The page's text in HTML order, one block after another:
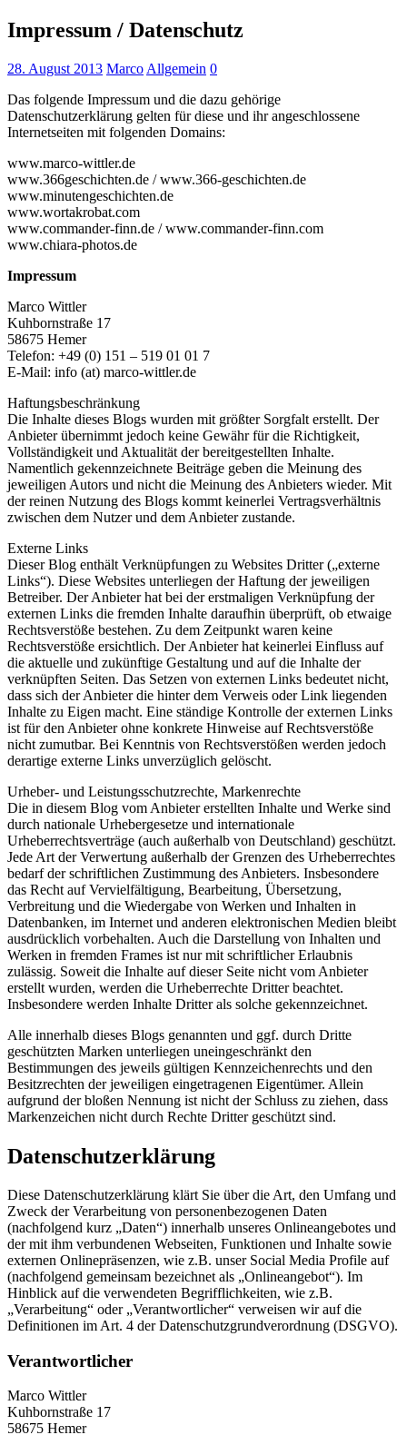
Impressum / Datenschutz
28. August 2013 Marco Allgemein 0
Das folgende Impressum und die dazu gehörige
Datenschutzerklärung gelten für diese und ihr angeschlossene
Internetseiten mit folgenden Domains:
www.marco-wittler.de
www.366geschichten.de / www.366-geschichten.de
www.minutengeschichten.de
www.wortakrobat.com
www.commander-finn.de / www.commander-finn.com
www.chiara-photos.de
Impressum
Marco Wittler
Kuhbornstraße 17
58675 Hemer
Telefon: +49 (0) 151 – 519 01 01 7
E-Mail: info (at) marco-wittler.de
Haftungsbeschränkung
Die Inhalte dieses Blogs wurden mit größter Sorgfalt erstellt. Der
Anbieter übernimmt jedoch keine Gewähr für die Richtigkeit,
Vollständigkeit und Aktualität der bereitgestellten Inhalte.
Namentlich gekennzeichnete Beiträge geben die Meinung des
jeweiligen Autors und nicht die Meinung des Anbieters wieder. Mit
der reinen Nutzung des Blogs kommt keinerlei Vertragsverhältnis
zwischen dem Nutzer und dem Anbieter zustande.
Externe Links
Dieser Blog enthält Verknüpfungen zu Websites Dritter („externe
Links“). Diese Websites unterliegen der Haftung der jeweiligen
Betreiber. Der Anbieter hat bei der erstmaligen Verknüpfung der
externen Links die fremden Inhalte daraufhin überprüft, ob etwaige
Rechtsverstöße bestehen. Zu dem Zeitpunkt waren keine
Rechtsverstöße ersichtlich. Der Anbieter hat keinerlei Einfluss auf
die aktuelle und zukünftige Gestaltung und auf die Inhalte der
verknüpften Seiten. Das Setzen von externen Links bedeutet nicht,
dass sich der Anbieter die hinter dem Verweis oder Link liegenden
Inhalte zu Eigen macht. Eine ständige Kontrolle der externen Links
ist für den Anbieter ohne konkrete Hinweise auf Rechtsverstöße
nicht zumutbar. Bei Kenntnis von Rechtsverstößen werden jedoch
derartige externe Links unverzüglich gelöscht.
Urheber- und Leistungsschutzrechte, Markenrechte
Die in diesem Blog vom Anbieter erstellten Inhalte und Werke sind
durch nationale Urhebergesetze und internationale
Urheberrechtsverträge (auch außerhalb von Deutschland) geschützt.
Jede Art der Verwertung außerhalb der Grenzen des Urheberrechtes
bedarf der schriftlichen Zustimmung des Anbieters. Insbesondere
das Recht auf Vervielfältigung, Bearbeitung, Übersetzung,
Verbreitung und die Wiedergabe von Werken und Inhalten in
Datenbanken, im Internet und anderen elektronischen Medien bleibt
ausdrücklich vorbehalten. Auch die Darstellung von Inhalten und
Werken in fremden Frames ist nur mit schriftlicher Erlaubnis
zulässig. Soweit die Inhalte auf dieser Seite nicht vom Anbieter
erstellt wurden, werden die Urheberrechte Dritter beachtet.
Insbesondere werden Inhalte Dritter als solche gekennzeichnet.
Alle innerhalb dieses Blogs genannten und ggf. durch Dritte
geschützten Marken unterliegen uneingeschränkt den
Bestimmungen des jeweils gültigen Kennzeichenrechts und den
Besitzrechten der jeweiligen eingetragenen Eigentümer. Allein
aufgrund der bloßen Nennung ist nicht der Schluss zu ziehen, dass
Markenzeichen nicht durch Rechte Dritter geschützt sind.
Datenschutzerklärung
Diese Datenschutzerklärung klärt Sie über die Art, den Umfang und
Zweck der Verarbeitung von personenbezogenen Daten
(nachfolgend kurz „Daten“) innerhalb unseres Onlineangebotes und
der mit ihm verbundenen Webseiten, Funktionen und Inhalte sowie
externen Onlinepräsenzen, wie z.B. unser Social Media Profile auf
(nachfolgend gemeinsam bezeichnet als „Onlineangebot“). Im
Hinblick auf die verwendeten Begrifflichkeiten, wie z.B.
„Verarbeitung“ oder „Verantwortlicher“ verweisen wir auf die
Definitionen im Art. 4 der Datenschutzgrundverordnung (DSGVO).
Verantwortlicher
Marco Wittler
Kuhbornstraße 17
58675 Hemer